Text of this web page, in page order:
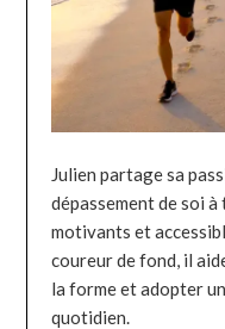
Julien partage sa
dépassement de soi à
motivants et
coureur de fond, il
la forme et adopter
quotidien.